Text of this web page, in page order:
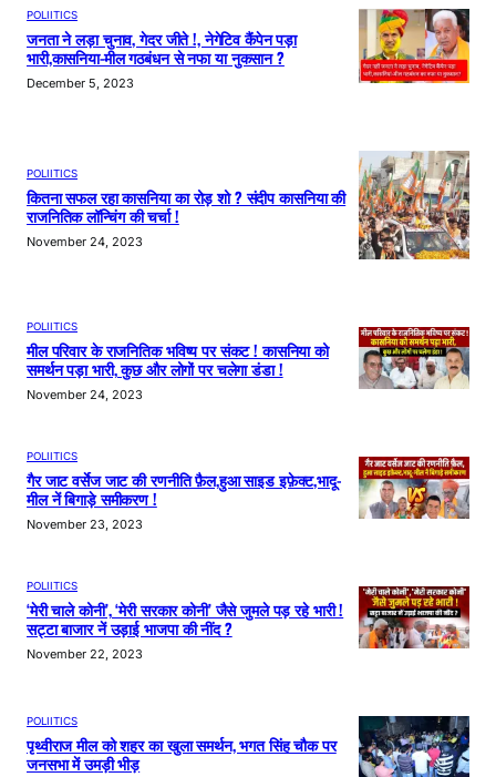
POLIITICS
जनता ने लड़ा चुनाव, गेदर जीते !, नेगेटिव कैंपेन पड़ा
भारी,कासनिया-मील गठबंधन से नफा या नुकसान ?
December 5, 2023
POLIITICS
कितना सफल रहा कासनिया का रोड़ शो ? संदीप कासनिया की
राजनितिक लॉन्चिंग की चर्चा !
November 24, 2023
POLIITICS
मील परिवार के राजनितिक भविष्य पर संकट ! कासनिया को
समर्थन पड़ा भारी, कुछ और लोगों पर चलेगा डंडा !
November 24, 2023
POLIITICS
गैर जाट वर्सेज जाट की रणनीति फ़ैल,हुआ साइड इफ़ेक्ट,भादू-
मील नें बिगाड़े समीकरण !
November 23, 2023
POLIITICS
‘मेरी चाले कोनी’, ‘मेरी सरकार कोनी’ जैसे जुमले पड़ रहे भारी !
सट्टा बाजार नें उड़ाई भाजपा की नींद ?
November 22, 2023
POLIITICS
पृथ्वीराज मील को शहर का खुला समर्थन, भगत सिंह चौक पर
जनसभा में उमड़ी भीड़